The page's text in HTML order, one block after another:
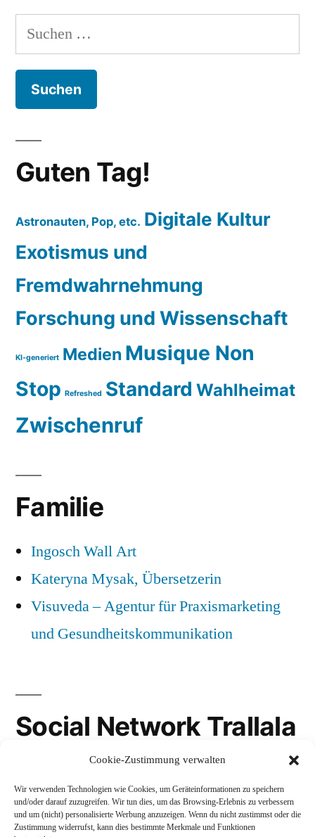
Cookie-Zustimmung verwalten
Wir verwenden Technologien wie Cookies, um Geräteinformationen zu speichern
und/oder darauf zuzugreifen. Wir tun dies, um das Browsing-Erlebnis zu verbessern
und um (nicht) personalisierte Werbung anzuzeigen. Wenn du nicht zustimmst oder die
Zustimmung widerrufst, kann dies bestimmte Merkmale und Funktionen
Suchen
nach:
Guten Tag!
Astronauten, Pop, etc. Digitale Kultur
Exotismus und
Fremdwahrnehmung
Forschung und Wissenschaft
KI-generiert Medien Musique Non
Stop Refreshed Standard Wahlheimat
Zwischenruf
Familie
Ingosch Wall Art
Kateryna Mysak, Übersetzerin
Visuveda – Agentur für Praxismarketing
und Gesundheitskommunikation
Social Network Trallala
LinkedIn
Mastodon